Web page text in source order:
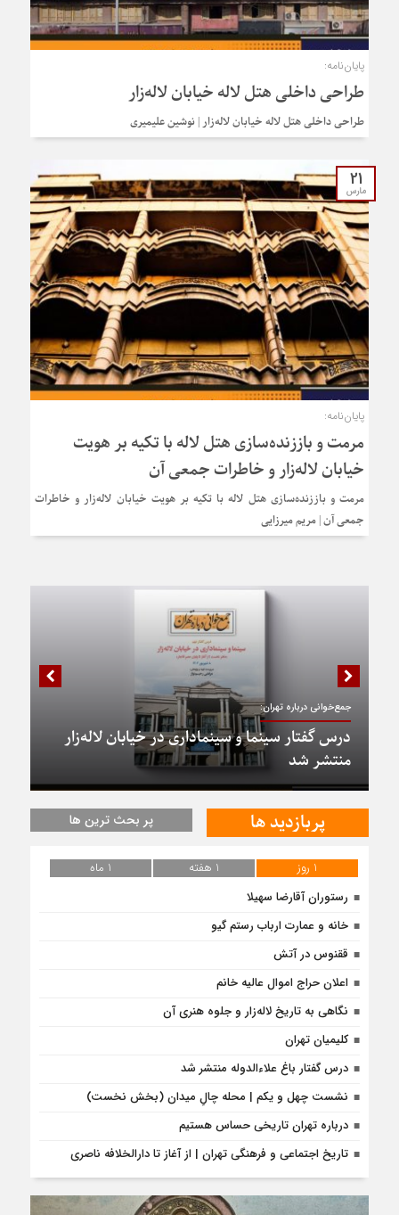
پایان‌نامه:
طراحی داخلی هتل لاله خیابان لاله‌زار
طراحی داخلی هتل لاله خیابان لاله‌زار | نوشین علیمیری
21
مارس
پایان‌نامه:
مرمت و باززنده‌سازی هتل لاله با تکیه بر هویت
خیابان لاله‌زار و خاطرات جمعی آن
مرمت و باززنده‌سازی هتل لاله با تکیه بر هویت خیابان لاله‌زار و خاطرات
جمعی آن | مریم میرزایی
جمع‌خوانی درباره تهران:
درس گفتار سینما و سینماداری در خیابان لاله‌زار
منتشر شد
پربازدید ها پر بحث ترین ها
1 روز 1 هفته
1 ماه
رستوران آقارضا سهیلا
خانه و عمارت ارباب رستم گیو
ققنوس در آتش
اعلان حراج اموال عالیه خانم
نگاهی به تاریخ لاله‌زار و جلوه هنری آن
کلیمیان تهران
درس‌ گفتار باغ علاءالدوله منتشر شد
نشست چهل و یکم | محله چالِ میدان (بخش نخست)
درباره تهران تاریخی حساس هستیم
تاریخ اجتماعی و فرهنگی تهران | از آغاز تا دارالخلافه ناصری